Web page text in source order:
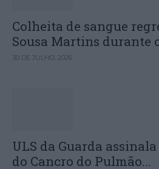
Colheita de sangue
Sousa Martins durante
30 DE JULHO, 2026
ULS da Guarda
do Cancro do Pulmão...